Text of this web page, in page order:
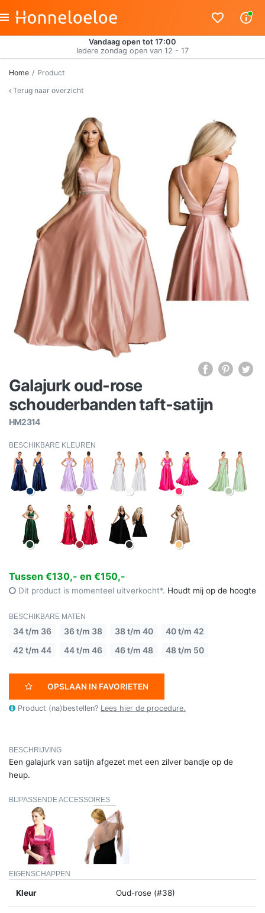
Vandaag open tot 17:00
Iedere zondag open van 12 - 17
Home
Product
Terug naar overzicht
Galajurk oud-rose
schouderbanden taft-satijn
HM2314
BESCHIKBARE KLEUREN
Tussen €130,- en €150,-
Dit product is momenteel uitverkocht*. Houdt mij op de hoogte
BESCHIKBARE MATEN
34 t/m 36 36 t/m 38 38 t/m 40
40 t/m 42
42 t/m 44
44 t/m 46 46 t/m 48 48 t/m 50
OPSLAAN IN FAVORIETEN
Product (na)bestellen? Lees hier de procedure.
BESCHRIJVING
Een galajurk van satijn afgezet met een zilver bandje op de
heup.
BIJPASSENDE ACCESSOIRES
EIGENSCHAPPEN
Kleur Oud-rose (#38)